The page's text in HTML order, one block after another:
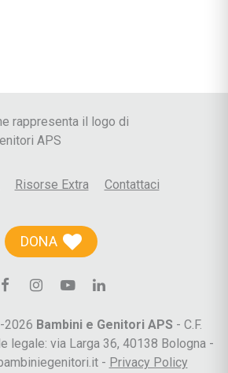
Risorse Extra Contattaci
DONA
2026 Bambini e Genitori APS - C.F.
legale: via Larga 36, 40138 Bologna -
- Privacy Policy